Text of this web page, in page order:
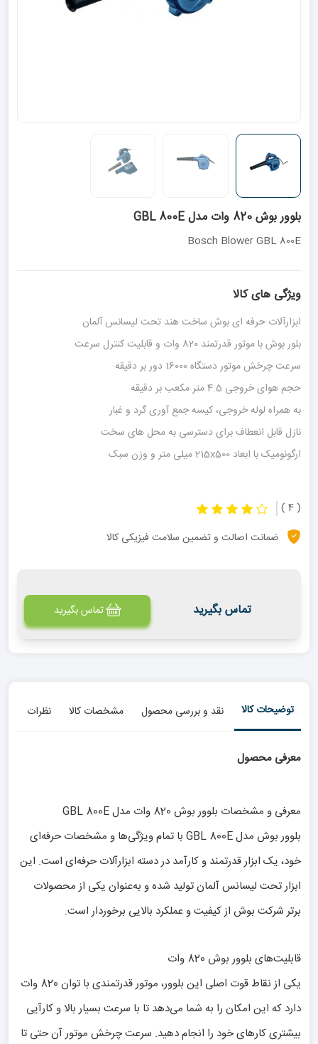
بلوور بوش 820 وات مدل GBL 800E
Bosch Blower GBL 800E
ویژگی های کالا
ابزارآلات حرفه ای بوش ساخت هند تحت لیسانس آلمان
بلور بوش با موتور قدرتمند 820 وات و قابلیت کنترل سرعت
سرعت چرخش موتور دستگاه 16000 دور بر دقیقه
حجم هوای خروجی 4.5 متر مکعب بر دقیقه
به همراه لوله خروجی، کیسه جمع آوری گرد و غبار
نازل قابل انعطاف برای دسترسی به محل های سخت
ارگونومیک با ابعاد 215x500 میلی متر و وزن سبک
( 4 )
ضمانت اصالت و تضمین سلامت فیزیکی کالا
تماس بگیرید تماس بگیرید
توضیحات کالا نقد و بررسی محصول مشخصات کالا نظرات
معرفی محصول
معرفی و مشخصات بلوور بوش 820 وات مدل GBL 800E
بلوور بوش مدل GBL 800E با تمام ویژگی‌ها و مشخصات حرفه‌ای
خود، یک ابزار قدرتمند و کارآمد در دسته‌ ابزارآلات حرفه‌ای است. این
ابزار تحت لیسانس آلمان تولید شده و به‌عنوان یکی از محصولات
برتر شرکت بوش از کیفیت و عملکرد بالایی برخوردار است.
قابلیت‌های بلوور بوش 820 وات
یکی از نقاط قوت اصلی این بلوور، موتور قدرتمندی با توان 820 وات
دارد که این امکان را به شما می‌دهد تا با سرعت بسیار بالا و کارآیی
بیشتری کارهای خود را انجام دهید. سرعت چرخش موتور آن حتی تا